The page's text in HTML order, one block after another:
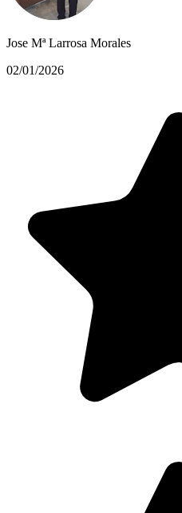
Jose Mª Larrosa Morales
02/01/2026